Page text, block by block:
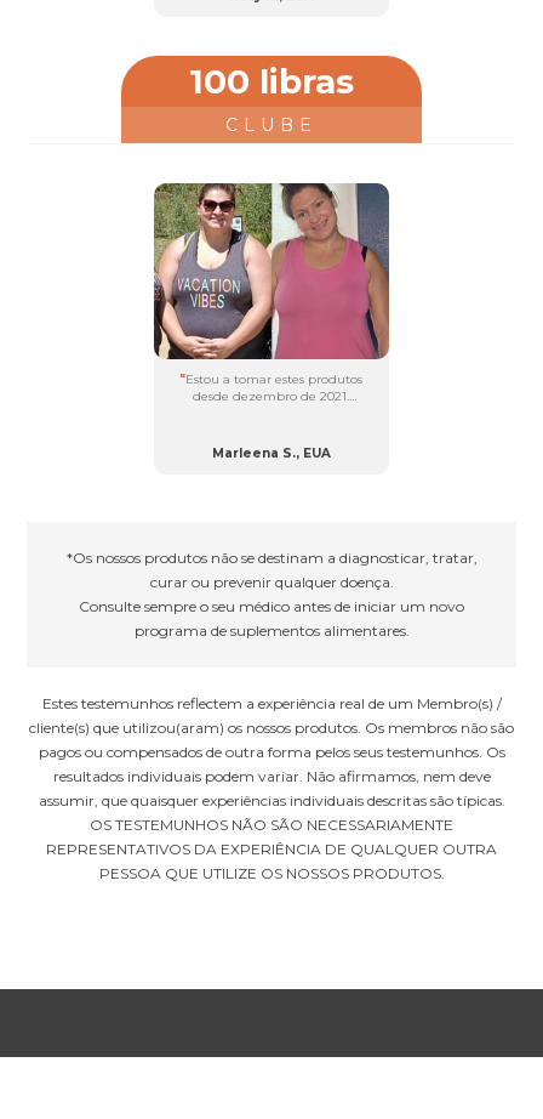
alguns meses, já tinha perdido
100 libras
CLUBE
"Estou a tomar estes produtos
desde dezembro de 2021.
Marleena S., EUA
*Os nossos produtos não se destinam a diagnosticar, tratar,
curar ou prevenir qualquer doença.
Consulte sempre o seu médico antes de iniciar um novo
programa de suplementos alimentares.
Estes testemunhos reflectem a experiência real de um Membro(s) /
cliente(s) que utilizou(aram) os nossos produtos. Os membros não são
pagos ou compensados de outra forma pelos seus testemunhos. Os
resultados individuais podem variar. Não afirmamos, nem deve
assumir, que quaisquer experiências individuais descritas são típicas.
OS TESTEMUNHOS NÃO SÃO NECESSARIAMENTE
REPRESENTATIVOS DA EXPERIÊNCIA DE QUALQUER OUTRA
PESSOA QUE UTILIZE OS NOSSOS PRODUTOS.